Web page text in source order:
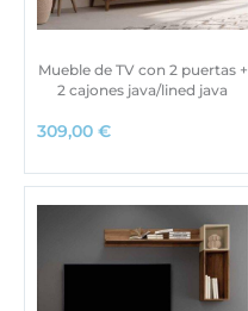
Mueble de TV con 2 puertas +
2 cajones java/lined java
309,00 €